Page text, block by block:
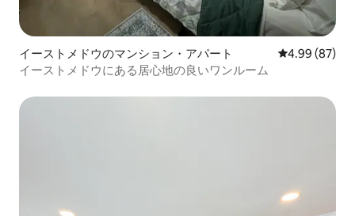
イーストメドウのマンション・アパート レビュー87
4.99 (87)
イーストメドウにある居心地の良いワンルーム